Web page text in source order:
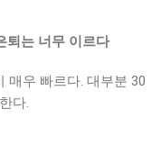
퇴는 너무 이르다
매우 빠르다. 대부분 30
다.